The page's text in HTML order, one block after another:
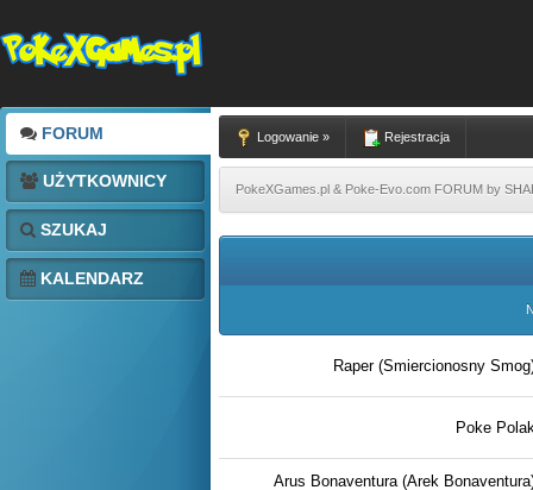
FORUM
UŻYTKOWNICY
SZUKAJ
KALENDARZ
Logowanie » Rejestracja
PokeXGames.pl & Poke-Evo.com FORUM by
Raper (Smiercionosny
Poke
Arus Bonaventura (Arek